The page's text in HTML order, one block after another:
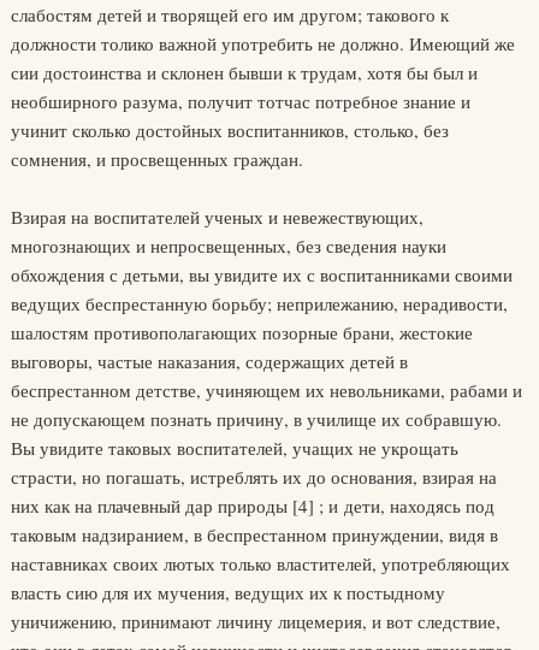
слабостям детей и творящей его им другом; такового к
должности толико важной употребить не должно. Имеющий же
сии достоинства и склонен бывши к трудам, хотя бы был и
необширного разума, получит тотчас потребное знание и
учинит сколько достойных воспитанников, столько, без
сомнения, и просвещенных граждан.
Взирая на воспитателей ученых и невежествующих,
многознающих и непросвещенных, без сведения науки
обхождения с детьми, вы увидите их с воспитанниками своими
ведущих беспрестанную борьбу; неприлежанию, нерадивости,
шалостям противополагающих позорные брани, жестокие
выговоры, частые наказания, содержащих детей в
беспрестанном детстве, учиняющем их невольниками, рабами и
не допускающем познать причину, в училище их собравшую.
Вы увидите таковых воспитателей, учащих не укрощать
страсти, но погашать, истреблять их до основания, взирая на
них как на плачевный дар природы [4] ; и дети, находясь под
таковым надзиранием, в беспрестанном принуждении, видя в
наставниках своих лютых только властителей, употребляющих
власть сию для их мучения, ведущих их к постыдному
уничижению, принимают личину лицемерия, и вот следствие,